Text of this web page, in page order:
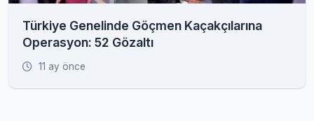
Türkiye Genelinde Göçmen Kaçakçılarına
Operasyon: 52 Gözaltı
11 ay önce